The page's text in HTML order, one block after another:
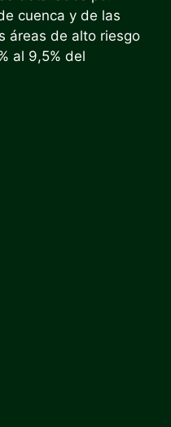
cuenca y de las
áreas de alto riesgo
al 9,5% del